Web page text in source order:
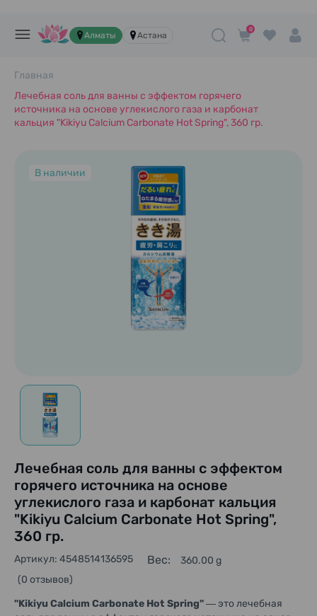
Алматы Астана
0
Главная
Лечебная соль для ванны с эффектом горячего
источника на основе углекислого газа и карбонат
кальция "Kikiyu Calcium Carbonate Hot Spring", 360 гр.
В наличии
Лечебная соль для ванны с эффектом
горячего источника на основе
углекислого газа и карбонат кальция
"Kikiyu Calcium Carbonate Hot Spring",
360 гр.
(0 отзывов)
Артикул: 4548514136595 Вес: 360.00 g
"Kikiyu Calcium Carbonate Hot Spring"— это лечебная